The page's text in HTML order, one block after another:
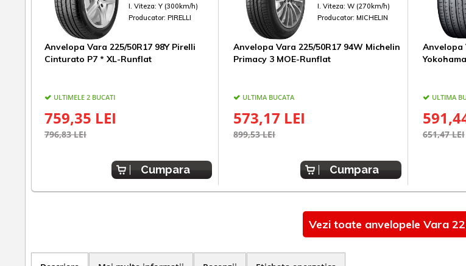
I. Viteza: Y (300km/h)
Producator: PIRELLI
Anvelopa Vara 225/50R17 98Y Pirelli
Cinturato P7 * XL-Runflat
ULTIMELE 2 BUCATI
759,35 LEI
796,83 LEI
Cumpara
I. Viteza: W (270km/h)
Producator: MICHELIN
Anvelopa Vara 225/50R17 94W Michelin
Primacy 3 MOE-Runflat
ULTIMA BUCATA
573,17 LEI
899,53 LEI
Cumpara
Anvelopa
ULTIMA
651,47 LEI
Vezi toate anvelopele Vara